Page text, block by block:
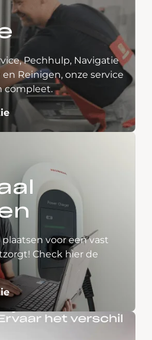
Pechhulp, Navigatie
Reinigen, onze service
compleet.
voor een vast
Check hier de